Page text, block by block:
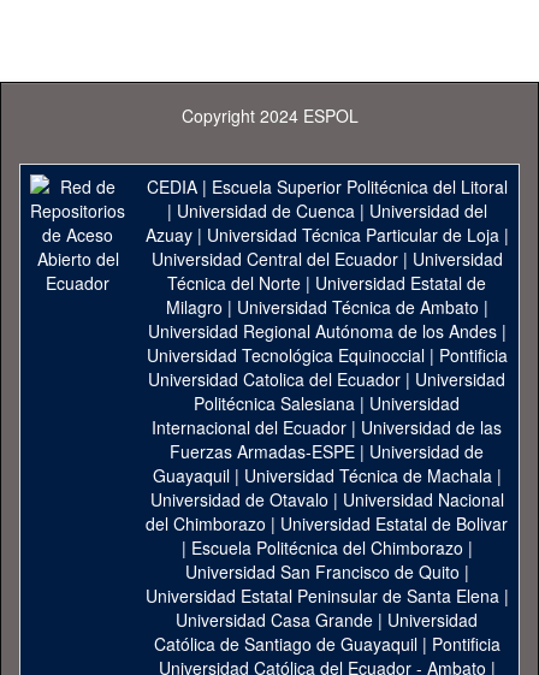
Copyright 2024 ESPOL
CEDIA| Escuela Superior Politécnica del Litoral
| Universidad de Cuenca| Universidad del
Azuay| Universidad Técnica Particular de Loja|
Universidad Central del Ecuador| Universidad
Técnica del Norte | Universidad Estatal de
Milagro | Universidad Técnica de Ambato |
Universidad Regional Autónoma de los Andes|
Universidad Tecnológica Equinoccial| Pontificia
Universidad Catolica del Ecuador | Universidad
Politécnica Salesiana | Universidad
Internacional del Ecuador | Universidad de las
Fuerzas Armadas-ESPE | Universidad de
Guayaquil| Universidad Técnica de Machala|
Universidad de Otavalo | Universidad Nacional
del Chimborazo | Universidad Estatal de Bolivar
| Escuela Politécnica del Chimborazo |
Universidad San Francisco de Quito |
Universidad Estatal Peninsular de Santa Elena|
Universidad Casa Grande | Universidad
Católica de Santiago de Guayaquil| Pontificia
Universidad Católica del Ecuador - Ambato |